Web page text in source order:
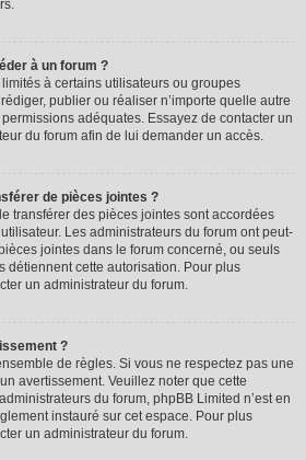
à un forum ?
à certains utilisateurs ou groupes
publier ou réaliser n’importe quelle autre
adéquates. Essayez de contacter un
du forum afin de lui demander un accès.
de pièces jointes ?
transférer des pièces jointes sont accordées
Les administrateurs du forum ont peut-
jointes dans le forum concerné, ou seuls
détiennent cette autorisation. Pour plus
un administrateur du forum.
?
de règles. Si vous ne respectez pas une
avertissement. Veuillez noter que cette
du forum, phpBB Limited n’est en
instauré sur cet espace. Pour plus
un administrateur du forum.